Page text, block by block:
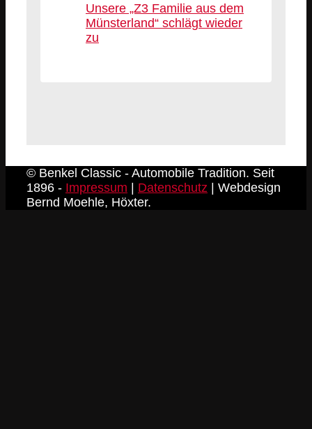
Unsere „Z3 Familie aus dem
Münsterland“ schlägt wieder
zu
© Benkel Classic - Automobile Tradition. Seit
1896 - Impressum | Datenschutz | Webdesign
Bernd Moehle, Höxter.